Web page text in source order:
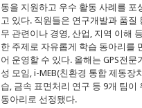
동을 지원하고 우수 활동 사례를 포
고 있다. 직원들은 연구개발과 품질
무 관련이나 경영, 산업, 지역 이해
한 주제로 자유롭게 학습 동아리를
어 운영할 수 있다. 올해는 GPS전문
성 모임, i-MEB(친환경 통합 제동장
습, 금속 표면처리 연구 등 9개 팀이
동아리로 선정됐다.